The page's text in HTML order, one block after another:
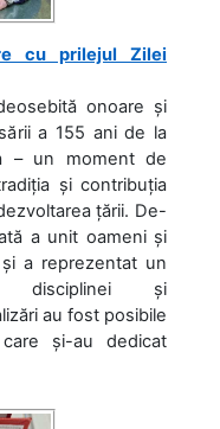
cu prilejul Zilei
onoare și
a 155 ani de la
– un moment de
și contribuția
țării. De-
a unit oameni și
a reprezentat un
disciplinei și
au fost posibile
și-au dedicat